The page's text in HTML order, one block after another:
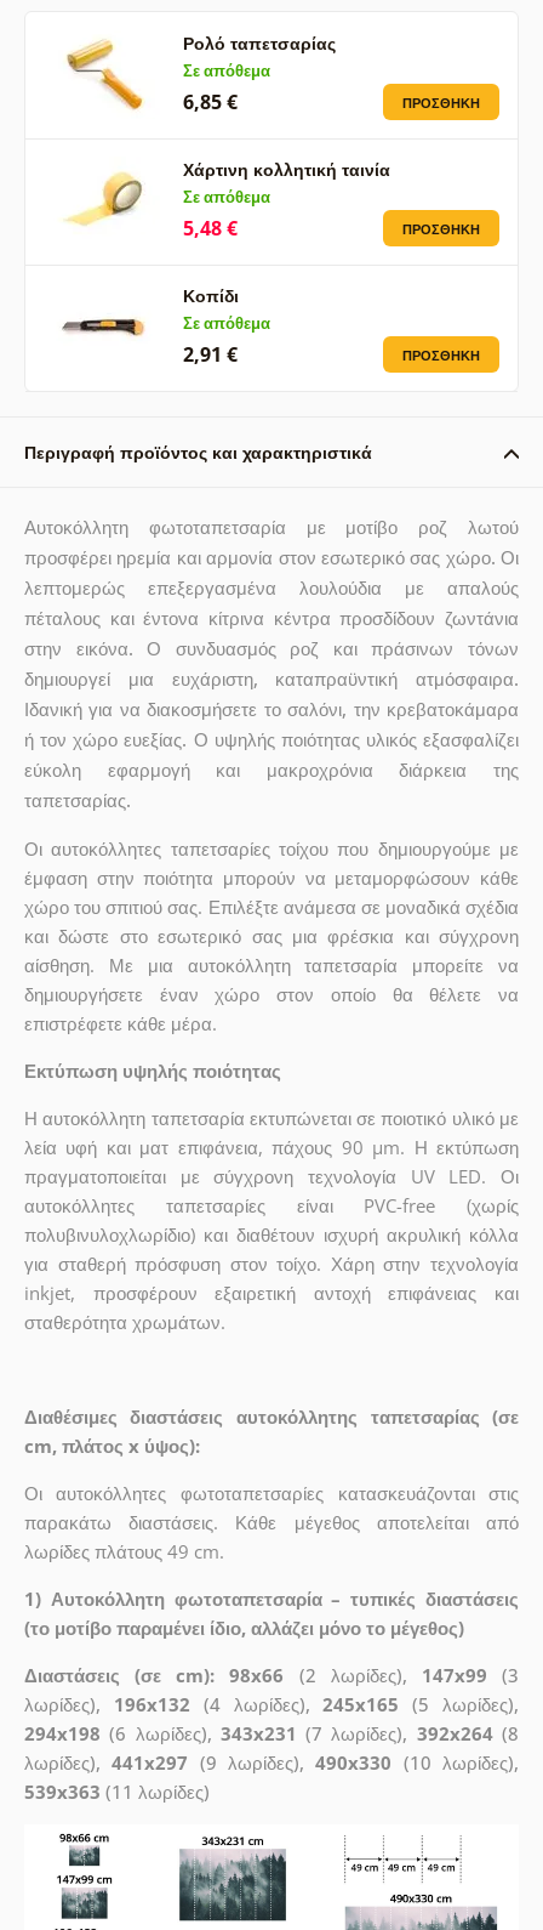
Ρολό ταπετσαρίας
Σε απόθεμα
6,85 € ΠΡΟΣΘΉΚΗ
Χάρτινη κολλητική ταινία
Σε απόθεμα
5,48 € ΠΡΟΣΘΉΚΗ
Κοπίδι
Σε απόθεμα
2,91 € ΠΡΟΣΘΉΚΗ
Περιγραφή προϊόντος και χαρακτηριστικά
Αυτοκόλλητη φωτοταπετσαρία με μοτίβο ροζ λωτού
προσφέρει ηρεμία και αρμονία στον εσωτερικό σας χώρο. Οι
λεπτομερώς επεξεργασμένα λουλούδια με απαλούς
πέταλους και έντονα κίτρινα κέντρα προσδίδουν ζωντάνια
στην εικόνα. Ο συνδυασμός ροζ και πράσινων τόνων
δημιουργεί μια ευχάριστη, καταπραϋντική ατμόσφαιρα.
Ιδανική για να διακοσμήσετε το σαλόνι, την κρεβατοκάμαρα
ή τον χώρο ευεξίας. Ο υψηλής ποιότητας υλικός εξασφαλίζει
εύκολη εφαρμογή και μακροχρόνια διάρκεια της
ταπετσαρίας.
Οι αυτοκόλλητες ταπετσαρίες τοίχου που δημιουργούμε με
έμφαση στην ποιότητα μπορούν να μεταμορφώσουν κάθε
χώρο του σπιτιού σας. Επιλέξτε ανάμεσα σε μοναδικά σχέδια
και δώστε στο εσωτερικό σας μια φρέσκια και σύγχρονη
αίσθηση. Με μια αυτοκόλλητη ταπετσαρία μπορείτε να
δημιουργήσετε έναν χώρο στον οποίο θα θέλετε να
επιστρέφετε κάθε μέρα.
Εκτύπωση υψηλής ποιότητας
Η αυτοκόλλητη ταπετσαρία εκτυπώνεται σε ποιοτικό υλικό με
λεία υφή και ματ επιφάνεια, πάχους 90 µm. Η εκτύπωση
πραγματοποιείται με σύγχρονη τεχνολογία UV LED. Οι
αυτοκόλλητες ταπετσαρίες είναι PVC-free (χωρίς
πολυβινυλοχλωρίδιο) και διαθέτουν ισχυρή ακρυλική κόλλα
για σταθερή πρόσφυση στον τοίχο. Χάρη στην τεχνολογία
inkjet, προσφέρουν εξαιρετική αντοχή επιφάνειας και
σταθερότητα χρωμάτων.
Διαθέσιμες διαστάσεις αυτοκόλλητης ταπετσαρίας (σε
cm, πλάτος x ύψος):
Οι αυτοκόλλητες φωτοταπετσαρίες κατασκευάζονται στις
παρακάτω διαστάσεις. Κάθε μέγεθος αποτελείται από
λωρίδες πλάτους 49 cm.
1) Αυτοκόλλητη φωτοταπετσαρία – τυπικές διαστάσεις
(το μοτίβο παραμένει ίδιο, αλλάζει μόνο το μέγεθος)
Διαστάσεις (σε cm): 98x66 (2 λωρίδες), 147x99 (3
λωρίδες), 196x132 (4 λωρίδες),245x165 (5 λωρίδες),
294x198 (6 λωρίδες), 343x231 (7 λωρίδες), 392x264(8
λωρίδες),441x297 (9 λωρίδες),490x330 (10 λωρίδες),
539x363 (11 λωρίδες)